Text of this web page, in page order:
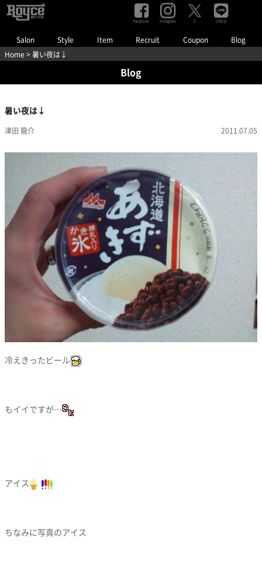
Salon Style Item Recruit Coupon Blog
Facebook Instagram X LINE@
Home > 暑い夜は↓
Blog
暑い夜は↓
津田 龍介 2011.07.05
冷えきったビール
もイイですが…
アイス
ちなみに写真のアイス